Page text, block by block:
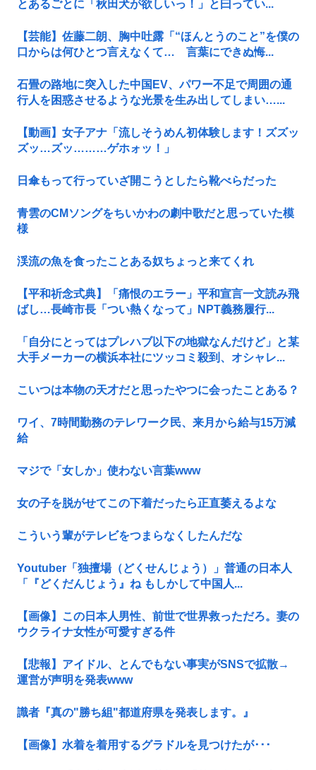
とあるごとに「秋田犬が欲しいっ！」と曰ってい...
【芸能】佐藤二朗、胸中吐露「“ほんとうのこと”を僕の
口からは何ひとつ言えなくて… 言葉にできぬ悔...
石畳の路地に突入した中国EV、パワー不足で周囲の通
行人を困惑させるような光景を生み出してしまい…...
【動画】女子アナ「流しそうめん初体験します！ズズッ
ズッ…ズッ………ゲホォッ！」
日傘もって行っていざ開こうとしたら靴べらだった
青雲のCMソングをちいかわの劇中歌だと思っていた模
様
渓流の魚を食ったことある奴ちょっと来てくれ
【平和祈念式典】「痛恨のエラー」平和宣言一文読み飛
ばし…長崎市長「つい熱くなって」NPT義務履行...
「自分にとってはプレハブ以下の地獄なんだけど」と某
大手メーカーの横浜本社にツッコミ殺到、オシャレ...
こいつは本物の天才だと思ったやつに会ったことある？
ワイ、7時間勤務のテレワーク民、来月から給与15万減
給
マジで「女しか」使わない言葉www
女の子を脱がせてこの下着だったら正直萎えるよな
こういう輩がテレビをつまらなくしたんだな
Youtuber「独擅場（どくせんじょう）」普通の日本人
「『どくだんじょう』ね もしかして中国人...
【画像】この日本人男性、前世で世界救っただろ。妻の
ウクライナ女性が可愛すぎる件
【悲報】アイドル、とんでもない事実がSNSで拡散→
運営が声明を発表www
識者『真の"勝ち組"都道府県を発表します。』
【画像】水着を着用するグラドルを見つけたが･･･